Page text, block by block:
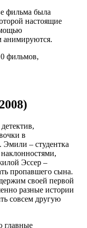
фильма была
настоящие
анимируются.
в
Эмили – студентка
Эссер –
пропавшего сына.
своей первой
разные истории
совсем другую
главные